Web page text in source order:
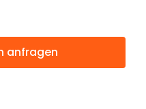
anfragen